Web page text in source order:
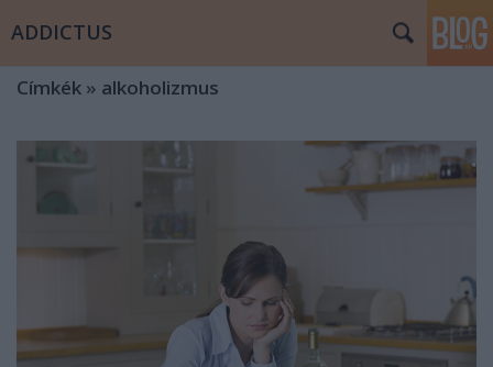
ADDICTUS
Címkék » alkoholizmus